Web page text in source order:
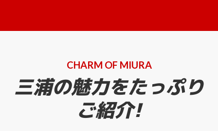
CHARM OF MIURA
三浦の魅力をたっぷり
ご紹介!